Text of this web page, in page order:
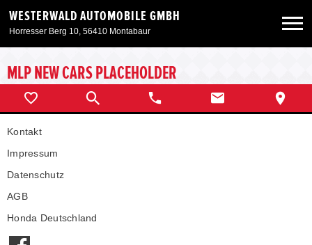
WESTERWALD AUTOMOBILE GMBH
Horresser Berg 10, 56410 Montabaur
Neuwagen
Gebrauchtwagen
Angebote
Service & Zubehör
Unser Autohaus
MLP NEW CARS PLACEHOLDER
Kontakt
Impressum
Datenschutz
AGB
Honda Deutschland